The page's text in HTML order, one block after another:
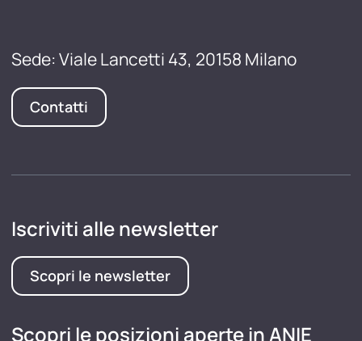
Sede: Viale Lancetti 43, 20158 Milano
Contatti
Iscriviti alle newsletter
Scopri le newsletter
Scopri le posizioni aperte in ANIE